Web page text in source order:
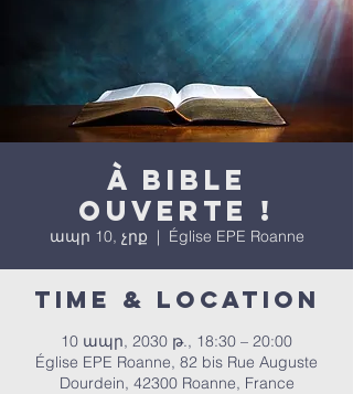
À bible
ouverte !
ապր 10, չրք
  |
Église EPE Roanne
Time & Location
10 ապր, 2030 թ., 18:30 – 20:00
Église EPE Roanne, 82 bis Rue Auguste
Dourdein, 42300 Roanne, France